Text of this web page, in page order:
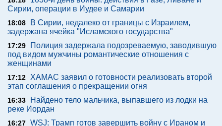
Сирии, операции в Иудее и Самарии
18:08
В Сирии, недалеко от границы с Израилем,
задержана ячейка "Исламского государства"
17:29
Полиция задержала подозреваемую, заводившую
под видом мужчины романтические отношения с
женщинами
17:12
ХАМАС заявил о готовности реализовать второй
этап соглашения о прекращении огня
16:33
Найдено тело мальчика, выпавшего из лодки на
реке Иордан
16:27 WSJ: Трамп готов завершить войну с Ираном и